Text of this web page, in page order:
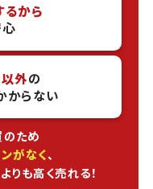
るから
外の
からない
ため
がなく、
りも高く売れる！